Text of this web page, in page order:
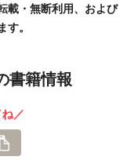
載・無断利用、および
す。
書籍情報
／